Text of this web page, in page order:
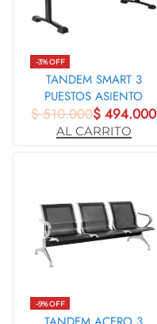
-3% OFF
TANDEM SMART 3
PUESTOS ASIENTO
TAPIZADO 6646
$510.000$ 494.000
AL CARRITO
-9% OFF